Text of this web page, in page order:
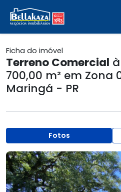
Ficha do imóvel
Terreno Comercial
700,00 m² em Zona
Maringá - PR
Fotos